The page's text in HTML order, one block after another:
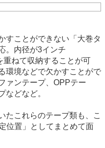
すことができない「大巻タ
。内径が3インチ
重ねて収納することが可
環境などで欠かすことがで
ァンテープ、OPPテー
などなど。
たこれらのテープ類も、こ
位置」としてまとめて面